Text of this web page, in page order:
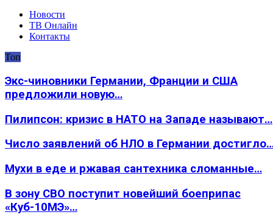
Новости
ТВ Онлайн
Контакты
Топ
Экс-чиновники Германии, Франции и США
предложили новую…
Пилипсон: кризис в НАТО на Западе называют…
Число заявлений об НЛО в Германии
Мухи в еде и ржавая сантехника сломанные…
В зону СВО поступит новейший боеприпас
«Куб-10МЭ»…